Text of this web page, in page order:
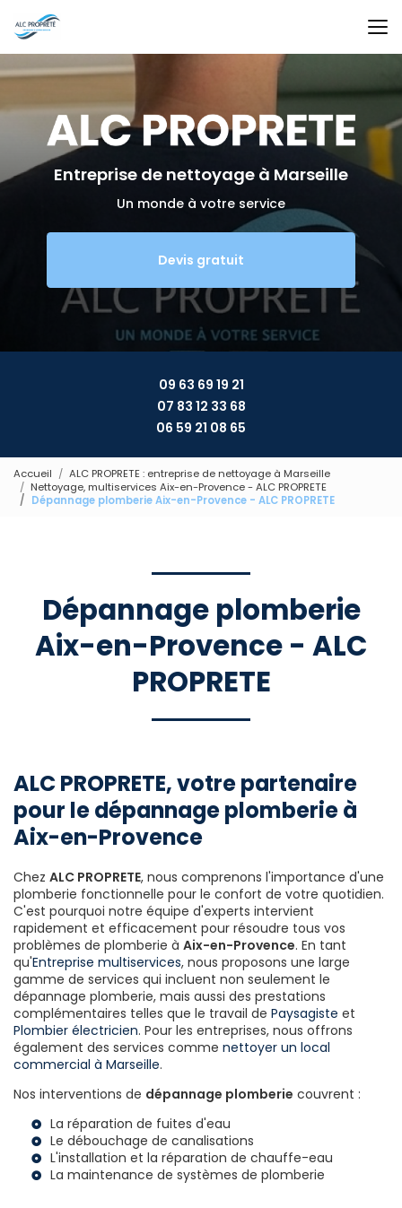
au
contenu
principal
Entreprise de nettoyage à Marseille
Un monde à votre service
Devis gratuit
09 63 69 19 21
07 83 12 33 68
06 59 21 08 65
Accueil
ALC PROPRETE : entreprise de nettoyage à Marseille
Nettoyage, multiservices Aix-en-Provence - ALC PROPRETE
Dépannage plomberie Aix-en-Provence - ALC PROPRETE
Dépannage plomberie
Aix-en-Provence - ALC
PROPRETE
ALC PROPRETE, votre partenaire
pour le dépannage plomberie à
Aix-en-Provence
Chez ALC PROPRETE, nous comprenons l'importance d'une
plomberie fonctionnelle pour le confort de votre quotidien.
C'est pourquoi notre équipe d'experts intervient
rapidement et efficacement pour résoudre tous vos
problèmes de plomberie à Aix-en-Provence. En tant
qu'Entreprise multiservices, nous proposons une large
gamme de services qui incluent non seulement le
dépannage plomberie, mais aussi des prestations
complémentaires telles que le travail de Paysagiste et
Plombier électricien. Pour les entreprises, nous offrons
également des services comme nettoyer un local
commercial à Marseille.
Nos interventions de dépannage plomberie couvrent :
La réparation de fuites d'eau
Le débouchage de canalisations
L'installation et la réparation de chauffe-eau
La maintenance de systèmes de plomberie